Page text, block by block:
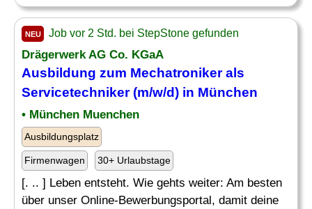
NEU Job vor 2 Std. bei StepStone gefunden
Drägerwerk AG Co. KGaA
Ausbildung zum Mechatroniker als
Servicetechniker (m/w/d) in München
• München Muenchen
Ausbildungsplatz
Firmenwagen 30+ Urlaubstage
[. .. ] Leben entsteht. Wie gehts weiter: Am besten
über unser Online-Bewerbungsportal, damit deine